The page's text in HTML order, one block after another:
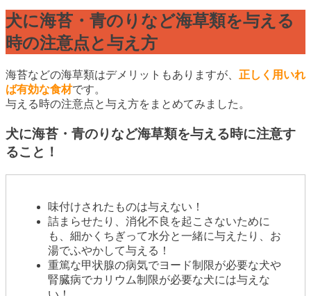
犬に海苔・青のりなど海草類を与える
時の注意点と与え方
海苔などの海草類はデメリットもありますが、 正しく用いれ
ば有効な食材です。
与える時の注意点と与え方をまとめてみました。
犬に海苔・青のりなど海草類を与える時に注意す
ること！
味付けされたものは与えない！
詰まらせたり、消化不良を起こさないために
も、細かくちぎって水分と一緒に与えたり、お
湯でふやかして与える！
重篤な甲状腺の病気でヨード制限が必要な犬や
腎臓病でカリウム制限が必要な犬には与えな